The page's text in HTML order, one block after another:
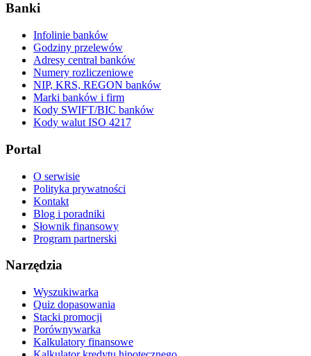
Banki
Infolinie banków
Godziny przelewów
Adresy central banków
Numery rozliczeniowe
NIP, KRS, REGON banków
Marki banków i firm
Kody SWIFT/BIC banków
Kody walut ISO 4217
Portal
O serwisie
Polityka prywatności
Kontakt
Blog i poradniki
Słownik finansowy
Program partnerski
Narzędzia
Wyszukiwarka
Quiz dopasowania
Stacki promocji
Porównywarka
Kalkulatory finansowe